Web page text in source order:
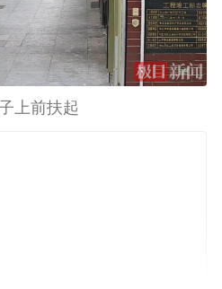
上前扶起